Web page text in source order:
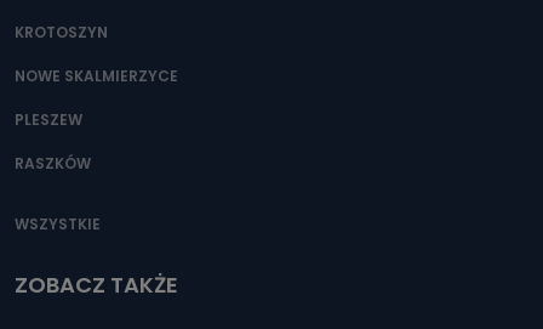
KROTOSZYN
NOWE SKALMIERZYCE
PLESZEW
RASZKÓW
WSZYSTKIE
ZOBACZ TAKŻE